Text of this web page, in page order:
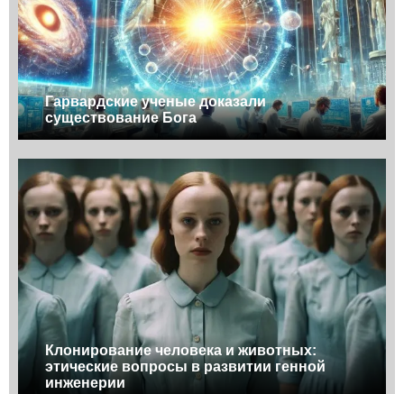
Гарвардские ученые доказали
существование Бога
Клонирование человека и животных:
этические вопросы в развитии генной
инженерии